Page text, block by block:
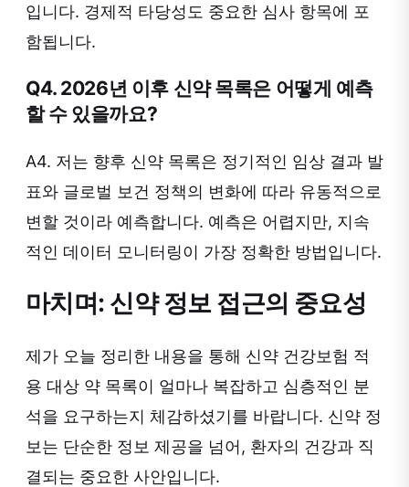
입니다. 경제적 타당성도 중요한 심사 항목에 포
함됩니다.
Q4. 2026년 이후 신약 목록은 어떻게 예측
할 수 있을까요?
A4. 저는 향후 신약 목록은 정기적인 임상 결과 발
표와 글로벌 보건 정책의 변화에 따라 유동적으로
변할 것이라 예측합니다. 예측은 어렵지만, 지속
적인 데이터 모니터링이 가장 정확한 방법입니다.
마치며: 신약 정보 접근의 중요성
제가 오늘 정리한 내용을 통해 신약 건강보험 적
용 대상 약 목록이 얼마나 복잡하고 심층적인 분
석을 요구하는지 체감하셨기를 바랍니다. 신약 정
보는 단순한 정보 제공을 넘어, 환자의 건강과 직
결되는 중요한 사안입니다.